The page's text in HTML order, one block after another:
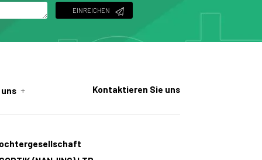
EINREICHEN
uns + Kontaktieren Sie uns